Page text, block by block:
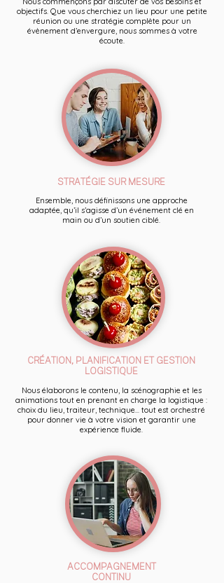
objectifs. Que vous cherchiez un lieu pour une petite
réunion ou une stratégie complète pour un
évènement d’envergure, nous sommes à votre
écoute.
STRATÉGIE SUR MESURE
Ensemble, nous définissons une approche
adaptée, qu’il s’agisse d’un événement clé en
main ou d’un soutien ciblé.
CRÉATION, PLANIFICATION ET GESTION
LOGISTIQUE
Nous élaborons le contenu, la scénographie et les
animations tout en prenant en charge la logistique :
choix du lieu, traiteur, technique... tout est orchestré
pour donner vie à votre vision et garantir une
expérience fluide.
ACCOMPAGNEMENT
CONTINU